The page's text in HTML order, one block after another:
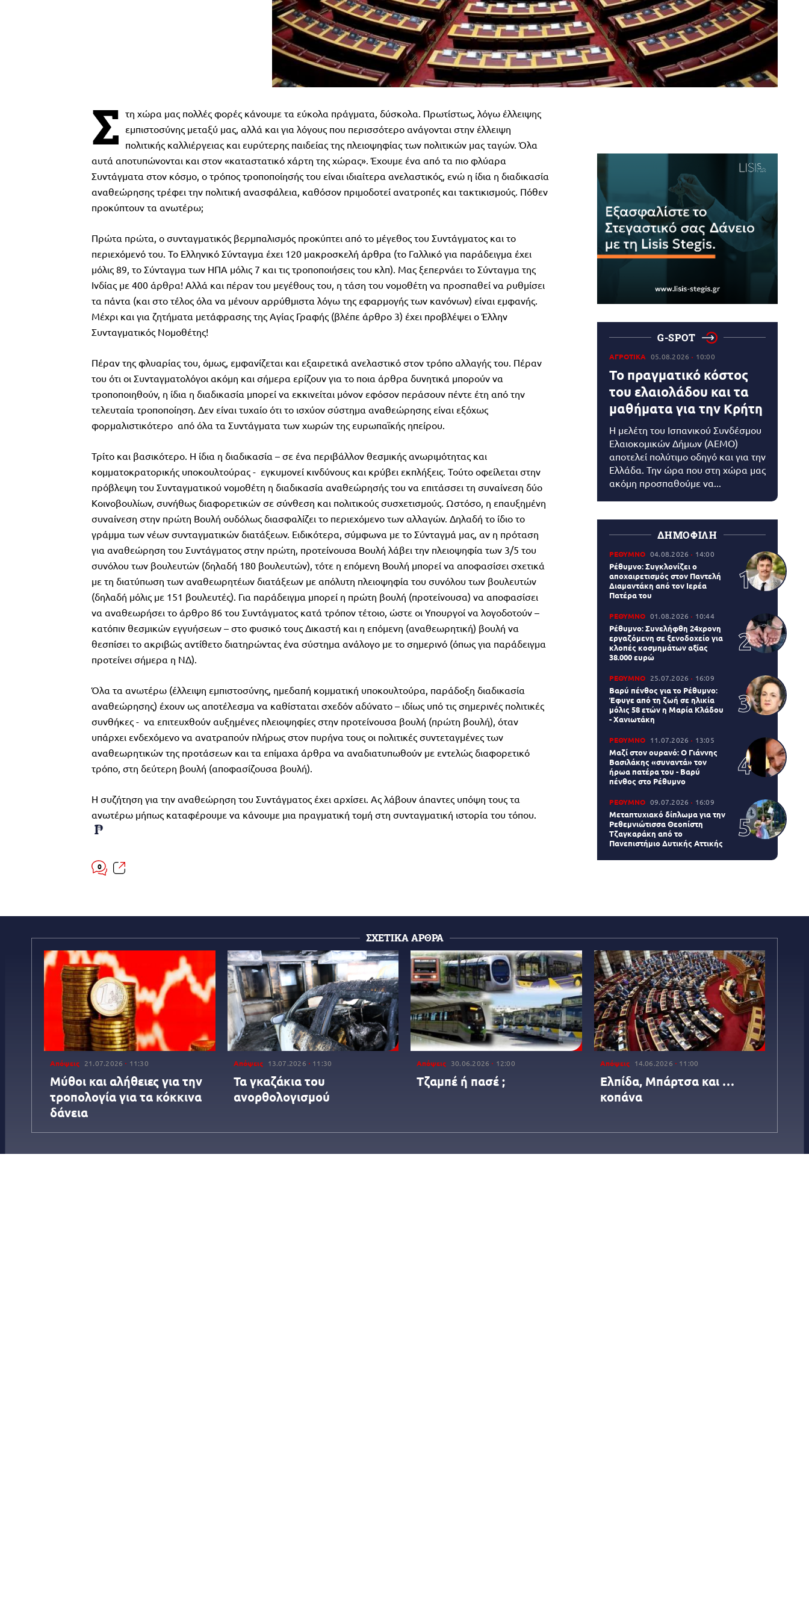
Σ τη χώρα μας πολλές φορές κάνουμε τα εύκολα πράγματα, δύσκολα. Πρωτίστως, λόγω έλλειψης
εμπιστοσύνης μεταξύ μας, αλλά και για λόγους που περισσότερο ανάγονται στην έλλειψη
πολιτικής καλλιέργειας και ευρύτερης παιδείας της πλειοψηφίας των πολιτικών μας ταγών. Όλα
αυτά αποτυπώνονται και στον «καταστατικό χάρτη της χώρας». Έχουμε ένα από τα πιο φλύαρα
Συντάγματα στον κόσμο, ο τρόπος τροποποίησής του είναι ιδιαίτερα ανελαστικός, ενώ η ίδια η διαδικασία
αναθεώρησης τρέφει την πολιτική ανασφάλεια, καθόσον πριμοδοτεί ανατροπές και τακτικισμούς. Πόθεν
προκύπτουν τα ανωτέρω;
Πρώτα πρώτα, ο συνταγματικός βερμπαλισμός προκύπτει από το μέγεθος του Συντάγματος και το
περιεχόμενό του. Το Ελληνικό Σύνταγμα έχει 120 μακροσκελή άρθρα (το Γαλλικό για παράδειγμα έχει
μόλις 89, το Σύνταγμα των ΗΠΑ μόλις 7 και τις τροποποιήσεις του κλπ). Μας ξεπερνάει το Σύνταγμα της
Ινδίας με 400 άρθρα! Αλλά και πέραν του μεγέθους του, η τάση του νομοθέτη να προσπαθεί να ρυθμίσει
τα πάντα (και στο τέλος όλα να μένουν αρρύθμιστα λόγω της εφαρμογής των κανόνων) είναι εμφανής.
Μέχρι και για ζητήματα μετάφρασης της Αγίας Γραφής (βλέπε άρθρο 3) έχει προβλέψει ο Έλλην
Συνταγματικός Νομοθέτης!
Πέραν της φλυαρίας του, όμως, εμφανίζεται και εξαιρετικά ανελαστικό στον τρόπο αλλαγής του. Πέραν
του ότι οι Συνταγματολόγοι ακόμη και σήμερα ερίζουν για το ποια άρθρα δυνητικά μπορούν να
τροποποιηθούν, η ίδια η διαδικασία μπορεί να εκκινείται μόνον εφόσον περάσουν πέντε έτη από την
τελευταία τροποποίηση. Δεν είναι τυχαίο ότι το ισχύον σύστημα αναθεώρησης είναι εξόχως
φορμαλιστικότερο από όλα τα Συντάγματα των χωρών της ευρωπαϊκής ηπείρου.
Τρίτο και βασικότερο. Η ίδια η διαδικασία – σε ένα περιβάλλον θεσμικής ανωριμότητας και
κομματοκρατορικής υποκουλτούρας - εγκυμονεί κινδύνους και κρύβει εκπλήξεις. Τούτο οφείλεται στην
πρόβλεψη του Συνταγματικού νομοθέτη η διαδικασία αναθεώρησής του να επιτάσσει τη συναίνεση δύο
Κοινοβουλίων, συνήθως διαφορετικών σε σύνθεση και πολιτικούς συσχετισμούς. Ωστόσο, η επαυξημένη
συναίνεση στην πρώτη Βουλή ουδόλως διασφαλίζει το περιεχόμενο των αλλαγών. Δηλαδή το ίδιο το
γράμμα των νέων συνταγματικών διατάξεων. Ειδικότερα, σύμφωνα με το Σύνταγμά μας, αν η πρόταση
για αναθεώρηση του Συντάγματος στην πρώτη, προτείνουσα Βουλή λάβει την πλειοψηφία των 3/5 του
συνόλου των βουλευτών (δηλαδή 180 βουλευτών), τότε η επόμενη Βουλή μπορεί να αποφασίσει σχετικά
με τη διατύπωση των αναθεωρητέων διατάξεων με απόλυτη πλειοψηφία του συνόλου των βουλευτών
(δηλαδή μόλις με 151 βουλευτές). Για παράδειγμα μπορεί η πρώτη βουλή (προτείνουσα) να αποφασίσει
να αναθεωρήσει το άρθρο 86 του Συντάγματος κατά τρόπον τέτοιο, ώστε οι Υπουργοί να λογοδοτούν –
κατόπιν θεσμικών εγγυήσεων – στο φυσικό τους Δικαστή και η επόμενη (αναθεωρητική) βουλή να
θεσπίσει το ακριβώς αντίθετο διατηρώντας ένα σύστημα ανάλογο με το σημερινό (όπως για παράδειγμα
προτείνει σήμερα η ΝΔ).
Όλα τα ανωτέρω (έλλειψη εμπιστοσύνης, ημεδαπή κομματική υποκουλτούρα, παράδοξη διαδικασία
αναθεώρησης) έχουν ως αποτέλεσμα να καθίσταται σχεδόν αδύνατο – ιδίως υπό τις σημερινές πολιτικές
συνθήκες - να επιτευχθούν αυξημένες πλειοψηφίες στην προτείνουσα βουλή (πρώτη βουλή), όταν
υπάρχει ενδεχόμενο να ανατραπούν πλήρως στον πυρήνα τους οι πολιτικές συντεταγμένες των
αναθεωρητικών της προτάσεων και τα επίμαχα άρθρα να αναδιατυπωθούν με εντελώς διαφορετικό
τρόπο, στη δεύτερη βουλή (αποφασίζουσα βουλή).
Η συζήτηση για την αναθεώρηση του Συντάγματος έχει αρχίσει. Ας λάβουν άπαντες υπόψη τους τα
ανωτέρω μήπως καταφέρουμε να κάνουμε μια πραγματική τομή στη συνταγματική ιστορία του τόπου.
0
G-SPOT
ΑΓΡΟΤΙΚΑ 05.08.2026 10:00
Το πραγματικό κόστος
του ελαιολάδου και τα
μαθήματα για την Κρήτη
Η μελέτη του Ισπανικού Συνδέσμου
Ελαιοκομικών Δήμων (AEMO)
αποτελεί πολύτιμο οδηγό και για την
Ελλάδα. Την ώρα που στη χώρα μας
ακόμη προσπαθούμε να...
ΔΗΜΟΦΙΛΗ
ΡΕΘΥΜΝΟ 04.08.2026 14:00
Ρέθυμνο: Συγκλονίζει ο
αποχαιρετισμός στον Παντελή
Διαμαντάκη από τον Ιερέα
Πατέρα του
ΡΕΘΥΜΝΟ 01.08.2026 10:44
Ρέθυμνο: Συνελήφθη 24χρονη
εργαζόμενη σε ξενοδοχείο για
κλοπές κοσμημάτων αξίας
38.000 ευρώ
ΡΕΘΥΜΝΟ 25.07.2026 16:09
Βαρύ πένθος για το Ρέθυμνο:
Έφυγε από τη ζωή σε ηλικία
μόλις 58 ετών η Μαρία Κλάδου
- Χανιωτάκη
ΡΕΘΥΜΝΟ 11.07.2026 13:05
Μαζί στον ουρανό: Ο Γιάννης
Βασιλάκης «συναντά» τον
ήρωα πατέρα του - Βαρύ
πένθος στο Ρέθυμνο
ΡΕΘΥΜΝΟ 09.07.2026 16:09
Μεταπτυχιακό δίπλωμα για την
Ρεθεμνιώτισσα Θεοπίστη
Τζαγκαράκη από το
Πανεπιστήμιο Δυτικής Αττικής
ΣΧΕΤΙΚΑ ΑΡΘΡΑ
Απόψεις 21.07.2026 11:30
Μύθοι και αλήθειες για την
τροπολογία για τα κόκκινα
δάνεια
Απόψεις 13.07.2026 11:30
Τα γκαζάκια του
ανορθολογισμού
Απόψεις 30.06.2026 12:00
Τζαμπέ ή πασέ ;
Απόψεις 14.06.2026 11:00
Ελπίδα, Μπάρτσα και …
κοπάνα